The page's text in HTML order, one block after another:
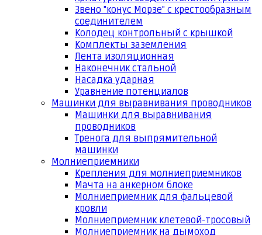
Звено "конус Морзе" с крестообразным
соединителем
Колодец контрольный с крышкой
Комплекты заземления
Лента изоляционная
Наконечник стальной
Насадка ударная
Уравнение потенциалов
Машинки для выравнивания проводников
Машинки для выравнивания
проводников
Тренога для выпрямительной
машинки
Молниеприемники
Крепления для молниеприемников
Мачта на анкерном блоке
Молниеприемник для фальцевой
кровли
Молниеприемник клетевой-тросовый
Молниеприемник на дымоход